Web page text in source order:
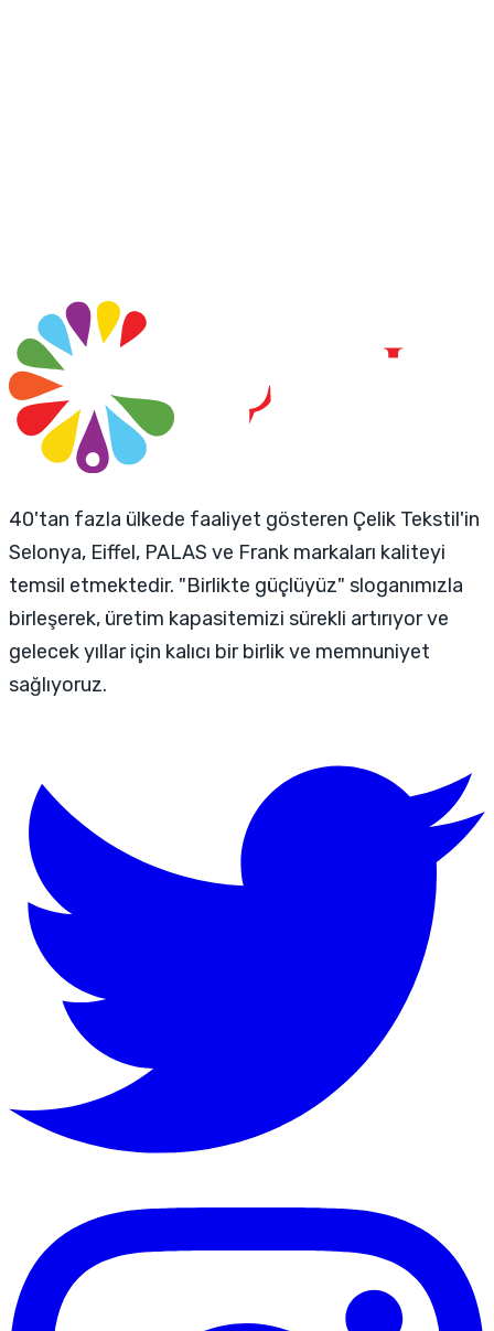
40'tan fazla ülkede faaliyet gösteren Çelik Tekstil'in
Selonya, Eiffel, PALAS ve Frank markaları kaliteyi
temsil etmektedir. "Birlikte güçlüyüz" sloganımızla
birleşerek, üretim kapasitemizi sürekli artırıyor ve
gelecek yıllar için kalıcı bir birlik ve memnuniyet
sağlıyoruz.